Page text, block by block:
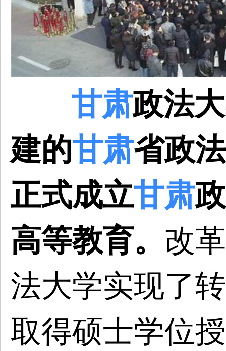
甘肃政法
建的甘肃省政
正式成立甘肃
高等教育。 改
法大学实现了
取得硕士学位